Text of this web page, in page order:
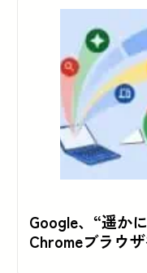
Google、“遥か
Chromeブラウ